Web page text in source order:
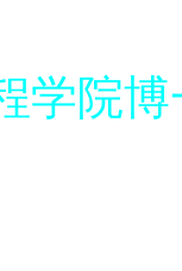
学院博